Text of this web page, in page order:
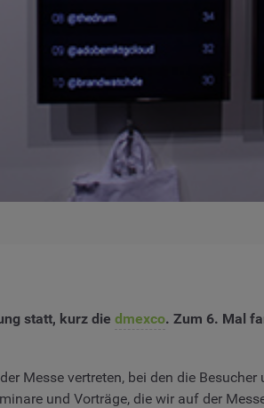
statt, kurz die dmexco. Zum 6. Mal
Messe vertreten, bei den die
und Vorträge, die wir auf der